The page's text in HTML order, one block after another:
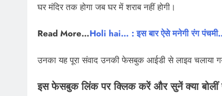
घर मंदिर तक होगा जब घर में शराब नहीं होगी।
Read More…Holi hai… : इस बार ऐसे मनेगी रंग
उनका यह पूरा संवाद उनकी फेसबुक आईडी से लाइव चलाया
इस फेसबुक लिंक पर क्लिक करें और सुनें क्या बोलीं